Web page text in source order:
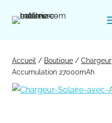
Accueil / Boutique / Chargeur
Accumulation 27000mAh